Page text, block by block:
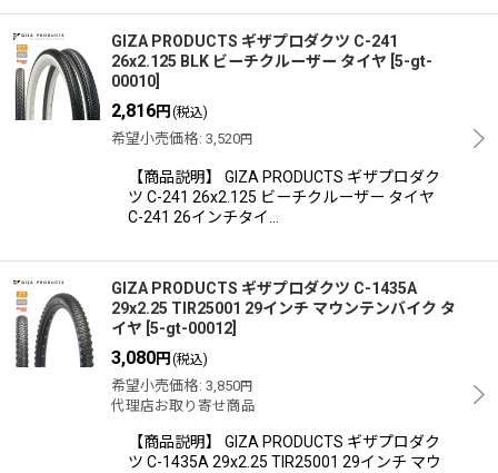
GIZA PRODUCTS ギザプロダクツ C-241
26x2.125 BLK ビーチクルーザー タイヤ 5-gt-
00010
2,816円 (税込)
希望小売価格: 3,520円
【商品説明】 GIZA PRODUCTS ギザプロダク
ツ C-241 26x2.125 ビーチクルーザー タイヤ
C-241 26インチタイ…
GIZA PRODUCTS ギザプロダクツ C-1435A
29x2.25 TIR25001 29インチ マウンテンバイク タ
イヤ 5-gt-00012
3,080円 (税込)
希望小売価格: 3,850円
代理店お取り寄せ商品
【商品説明】 GIZA PRODUCTS ギザプロダク
ツ C-1435A 29x2.25 TIR25001 29インチ マウ